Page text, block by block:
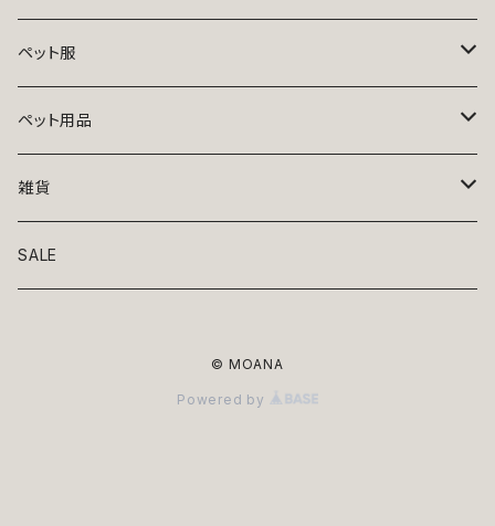
ペット服
トップス
ニット
アロハ
ボトムス
ワンピース
ペット用品
ベッド
リード・首輪
雑貨
アート
SALE
© MOANA
Powered by